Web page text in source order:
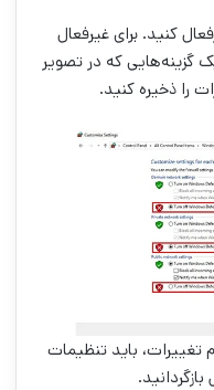
کنید. برای غیرفعال
گزینه‌هایی که در تصویر
تغییرات، باید تنظیمات